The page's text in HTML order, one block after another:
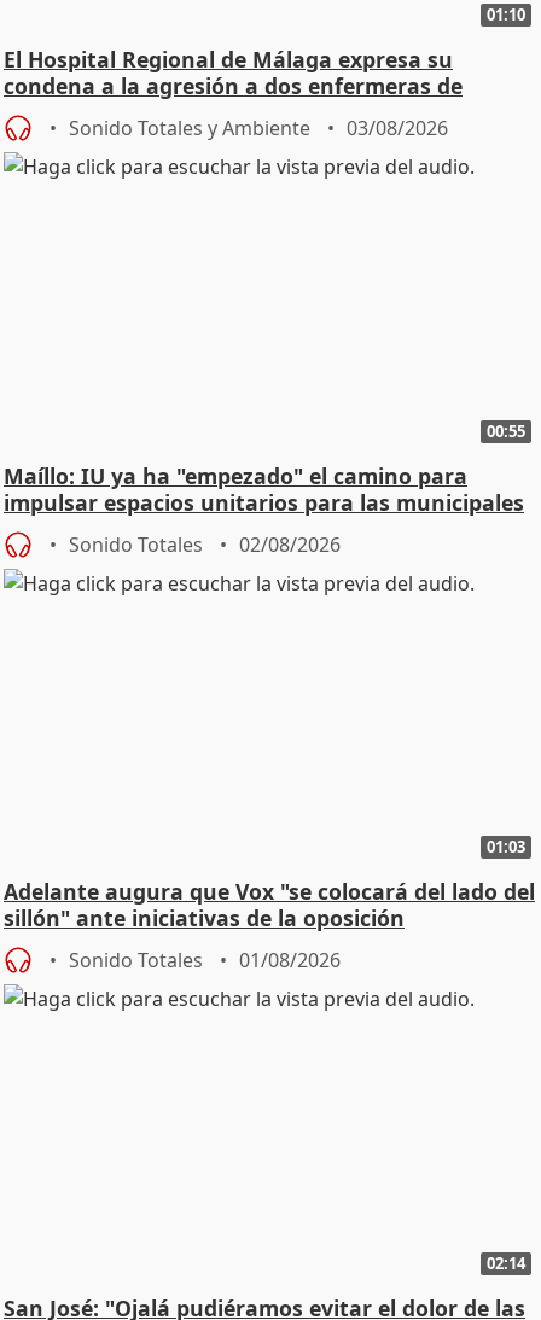
01:10
El Hospital Regional de Málaga expresa su
condena a la agresión a dos enfermeras de
Urgencias
Sonido Totales y Ambiente 03/08/2026
00:55
Maíllo: IU ya ha "empezado" el camino para
impulsar espacios unitarios para las municipales
Sonido Totales 02/08/2026
01:03
Adelante augura que Vox "se colocará del lado del
sillón" ante iniciativas de la oposición
Sonido Totales 01/08/2026
02:14
San José: "Ojalá pudiéramos evitar el dolor de las